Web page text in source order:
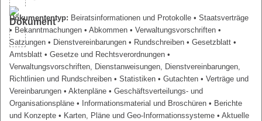
Dokumententyp: Beiratsinformationen und Protokolle • Staatsverträge
• Bekanntmachungen • Abkommen • Verwaltungsvorschriften •
Satzungen • Dienstvereinbarungen • Rundschreiben • Gesetzblatt •
Amtsblatt • Gesetze und Rechtsverordnungen •
Verwaltungsvorschriften, Dienstanweisungen, Dienstvereinbarungen,
Richtlinien und Rundschreiben • Statistiken • Gutachten • Verträge und
Vereinbarungen • Aktenpläne • Geschäftsverteilungs- und
Organisationspläne • Informationsmaterial und Broschüren • Berichte
und Konzepte • Karten, Pläne und Geo-Informationssysteme • Aktuelle